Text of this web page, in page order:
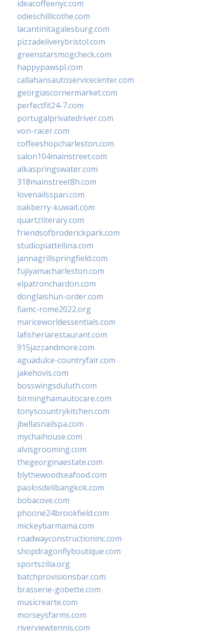
ideacoffeenyc.com
odieschillicothe.com
lacantinitagalesburg.com
pizzadeliverybristol.com
greenstarsmogcheck.com
happypawspl.com
callahansautoservicecenter.com
georgiascornermarket.com
perfectfit24-7.com
portugalprivatedriver.com
von-racer.com
coffeeshopcharleston.com
salon104mainstreet.com
alkaspringswater.com
318mainstreet8h.com
lovenailsspari.com
oakberry-kuwait.com
quartzliterary.com
friendsofbroderickpark.com
studiopiattellina.com
jannagrillspringfield.com
fujiyamacharleston.com
elpatronchardon.com
donglaishun-order.com
fiamc-rome2022.org
mariceworldessentials.com
lafisheriarestaurant.com
915jazzandmore.com
aguadulce-countryfair.com
jakehovis.com
bosswingsduluth.com
birminghamautocare.com
tonyscountrykitchen.com
jbellasnailspa.com
mychaihouse.com
alvisgrooming.com
thegeorginaestate.com
blythewoodseafood.com
paolosdelibangkok.com
bobacove.com
phoone24brookfield.com
mickeybarmama.com
roadwayconstructioninc.com
shopdragonflyboutique.com
sportszilla.org
batchprovisionsbar.com
brasserie-gobette.com
musicrearte.com
morseysfarms.com
riverviewtennis.com